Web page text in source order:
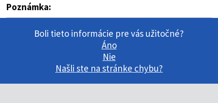
Poznámka:
Boli tieto informácie pre vás užitočné?
Áno
Nie
Našli ste na stránke chybu?